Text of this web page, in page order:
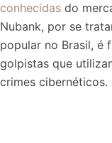
conhecidas do
Nubank, por se
popular no Brasil, é
golpistas que
crimes cibernéticos.